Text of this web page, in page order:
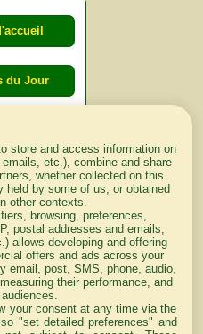
du Jour
Page
store and access information on
etc.), combine and share
whether collected on this
held by some of us, or obtained
other contexts.
browsing, preferences,
postal addresses and emails,
allows developing and offering
offers and ads across your
email, post, SMS, phone, audio,
their performance, and
your consent at any time via the
"set detailed preferences" and